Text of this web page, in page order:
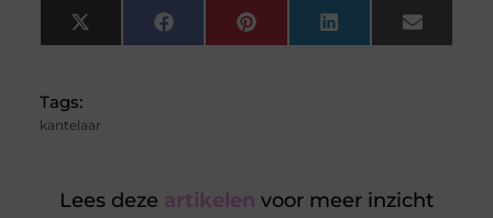
X
(Twitter)
FacebookPinterest LinkedIn Email
Tags:
kantelaar
Lees deze artikelen voor meer inzicht